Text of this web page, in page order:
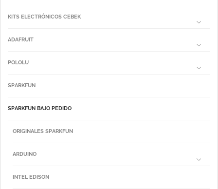
KITS ELECTRÓNICOS CEBEK
ADAFRUIT
POLOLU
SPARKFUN
SPARKFUN BAJO PEDIDO
ORIGINALES SPARKFUN
ARDUINO
INTEL EDISON